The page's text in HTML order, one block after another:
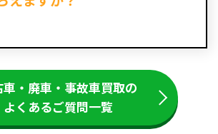
車・廃車・事故車買取の
よくあるご質問一覧